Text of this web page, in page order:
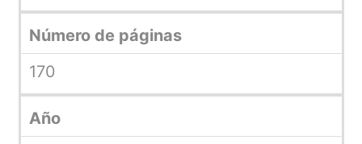
Número de páginas
170
Año